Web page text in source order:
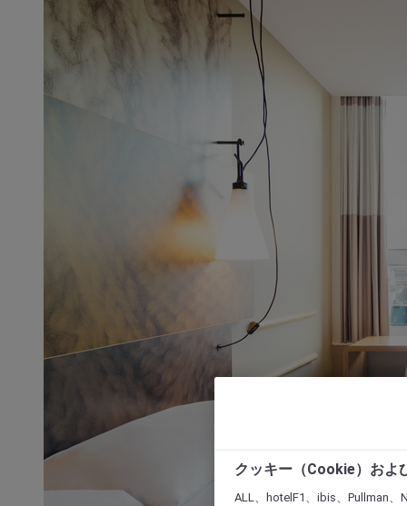
クッキー（Cookie）およ
ALL、hotelF1、ibis、Pullman